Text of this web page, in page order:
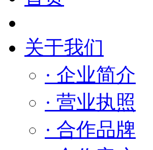
关于我们
· 企业简介
· 营业执照
· 合作品牌